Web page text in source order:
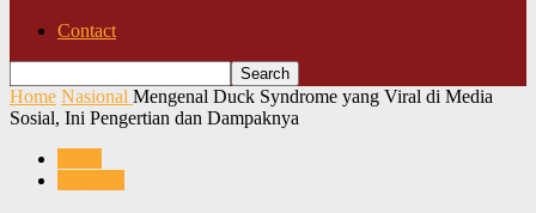
Contact
Home Nasional Mengenal Duck Syndrome yang Viral di Media
Sosial, Ini Pengertian dan Dampaknya